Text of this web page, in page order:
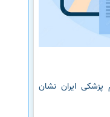
پزشکی ایران نشان